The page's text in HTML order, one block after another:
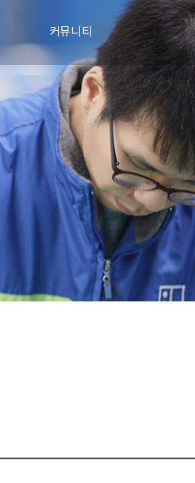
커뮤니티
공지사항
주요실적
언론보도